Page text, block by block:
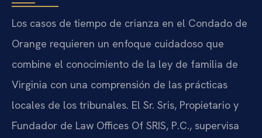
Los casos de tiempo de crianza en el Condado de
Orange requieren un enfoque cuidadoso que
combine el conocimiento de la ley de familia de
Virginia con una comprensión de las prácticas
locales de los tribunales. El Sr. Sris, Propietario y
Fundador de Law Offices Of SRIS, P.C., supervisa